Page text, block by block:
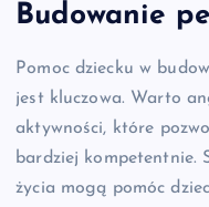
Budowanie
Pomoc dziecku w
jest kluczowa. Warto
aktywności, które
bardziej kompetentnie.
życia mogą pomóc